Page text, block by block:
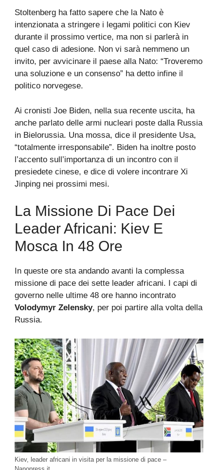
Stoltenberg ha fatto sapere che la Nato è
intenzionata a stringere i legami politici con Kiev
durante il prossimo vertice, ma non si parlerà in
quel caso di adesione. Non vi sarà nemmeno un
invito, per avvicinare il paese alla Nato: “Troveremo
una soluzione e un consenso” ha detto infine il
politico norvegese.
Ai cronisti Joe Biden, nella sua recente uscita, ha
anche parlato delle armi nucleari poste dalla Russia
in Bielorussia. Una mossa, dice il presidente Usa,
“totalmente irresponsabile”. Biden ha inoltre posto
l’accento sull’importanza di un incontro con il
presiedete cinese, e dice di volere incontrare Xi
Jinping nei prossimi mesi.
La Missione Di Pace Dei
Leader Africani: Kiev E
Mosca In 48 Ore
In queste ore sta andando avanti la complessa
missione di pace dei sette leader africani. I capi di
governo nelle ultime 48 ore hanno incontrato
Volodymyr Zelensky, per poi partire alla volta della
Russia.
Kiev, leader africani in visita per la missione di pace –